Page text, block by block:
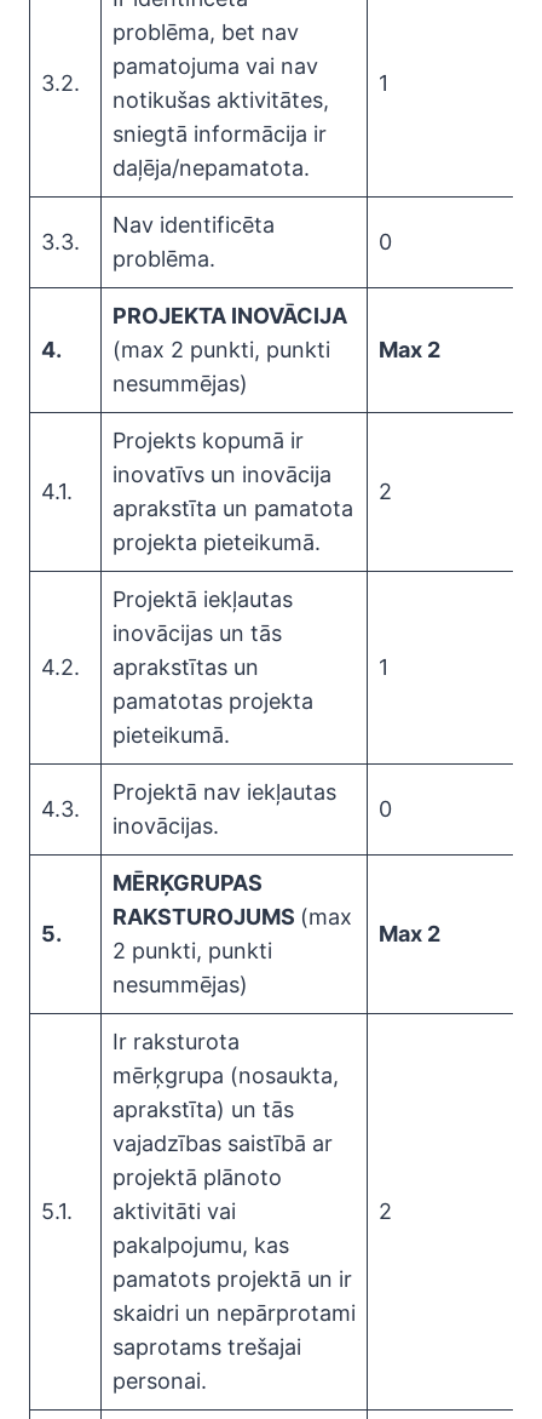
3.2.
problēma, bet nav
pamatojuma vai nav
notikušas aktivitātes,
sniegtā informācija ir
daļēja/nepamatota.
1
3.3.
Nav identificēta
problēma.
0
4.
PROJEKTA INOVĀCIJA
(max 2 punkti, punkti
nesummējas)
Max 2
4.1.
Projekts kopumā ir
inovatīvs un inovācija
aprakstīta un pamatota
projekta pieteikumā.
2
4.2.
Projektā iekļautas
inovācijas un tās
aprakstītas un
pamatotas projekta
pieteikumā.
1
4.3.
Projektā nav iekļautas
inovācijas.
0
5.
MĒRĶGRUPAS
RAKSTUROJUMS (max
2 punkti, punkti
nesummējas)
Max 2
5.1.
Ir raksturota
mērķgrupa (nosaukta,
aprakstīta) un tās
vajadzības saistībā ar
projektā plānoto
aktivitāti vai
pakalpojumu, kas
pamatots projektā un ir
skaidri un nepārprotami
saprotams trešajai
personai.
2